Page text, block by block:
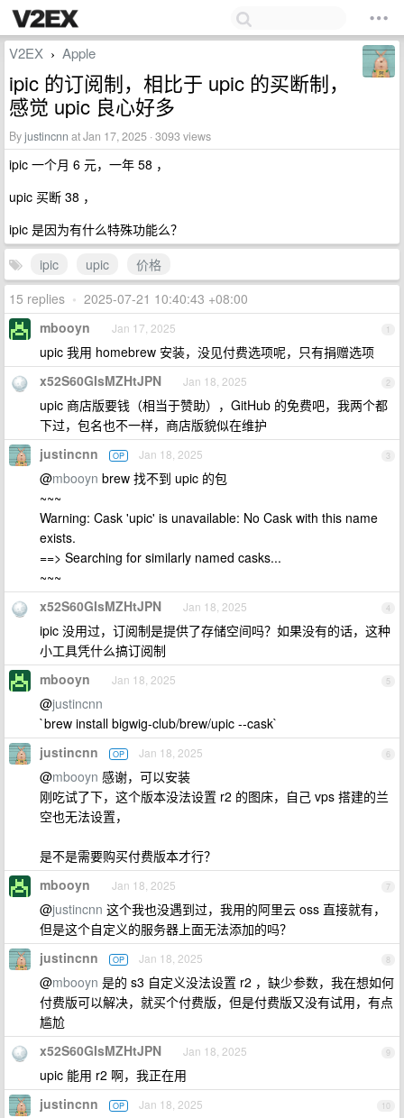
V2EX › Apple
ipic 的订阅制，相比于 upic 的买断制，
感觉 upic 良心好多
Byjustincnn at Jan 17, 2025 · 3093 views
ipic 一个月 6 元，一年 58 ，
upic 买断 38 ，
ipic 是因为有什么特殊功能么？
ipic
upic
价格
15 replies • 2025-07-21 10:40:43 +08:00
1
mbooyn Jan 17, 2025
upic 我用 homebrew 安装，没见付费选项呢，只有捐赠选项
2
x52S60GIsMZHtJPN Jan 18, 2025
upic 商店版要钱（相当于赞助），GitHub 的免费吧，我两个都
下过，包名也不一样，商店版貌似在维护
3
justincnn OP Jan 18, 2025
@mbooyn brew 找不到 upic 的包
~~~
Warning: Cask 'upic' is unavailable: No Cask with this name
exists.
==> Searching for similarly named casks...
~~~
4
x52S60GIsMZHtJPN Jan 18, 2025
ipic 没用过，订阅制是提供了存储空间吗？如果没有的话，这种
小工具凭什么搞订阅制
5
mbooyn Jan 18, 2025
@justincnn
`brew install bigwig-club/brew/upic --cask`
6
justincnn OP Jan 18, 2025
@mbooyn 感谢，可以安装
刚吃试了下，这个版本没法设置 r2 的图床，自己 vps 搭建的兰
空也无法设置，
是不是需要购买付费版本才行？
7
mbooyn Jan 18, 2025
@justincnn 这个我也没遇到过，我用的阿里云 oss 直接就有，
但是这个自定义的服务器上面无法添加的吗？
8
justincnn OP Jan 18, 2025
@mbooyn 是的 s3 自定义没法设置 r2 ，缺少参数，我在想如何
付费版可以解决，就买个付费版，但是付费版又没有试用，有点
尴尬
9
x52S60GIsMZHtJPN Jan 18, 2025
upic 能用 r2 啊，我正在用
10
justincnn OP Jan 18, 2025